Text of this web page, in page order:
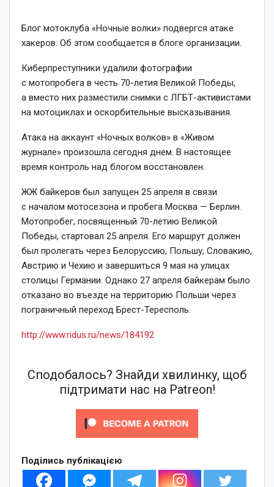
Блог мотоклуба «Ночные волки» подвергся атаке
хакеров. Об этом сообщается в блоге организации.
Киберпреступники удалили фотографии
с мотопробега в честь 70-летия Великой Победы,
а вместо них разместили снимки с ЛГБТ-активистами
на мотоциклах и оскорбительные высказывания.
Атака на аккаунт «Ночных волков» в «Живом
журнале» произошла сегодня днем. В настоящее
время контроль над блогом восстановлен.
ЖЖ байкеров был запущен 25 апреля в связи
с началом мотосезона и пробега Москва — Берлин.
Мотопробег, посвященный 70-летию Великой
Победы, стартовал 25 апреля. Его маршрут должен
был пролегать через Белоруссию, Польшу, Словакию,
Австрию и Чехию и завершиться 9 мая на улицах
столицы Германии. Однако 27 апреля байкерам было
отказано во въезде на территорию Польши через
пограничный переход Брест-Тересполь.
http://www.ridus.ru/news/184192
Сподобалось? Знайди хвилинку, щоб
підтримати нас на Patreon!
Поділись публікацією